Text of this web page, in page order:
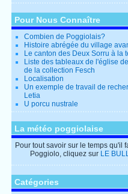
Pour Nous Connaître
Combien de Poggiolais?
Histoire abrégée du village
Le canton des Deux Sorru à la
Liste des tableaux de l'église
de la collection Fesch
Localisation
Un exemple de travail de
Letia
U porcu nustrale
La météo poggiolaise
Pour tout savoir sur le temps qu'il
Poggiolo, cliquez sur LE
Catégories